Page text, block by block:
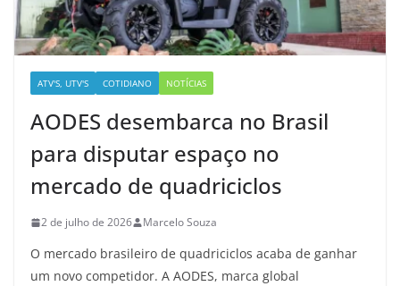
ATV'S, UTV'S COTIDIANO NOTÍCIAS
AODES desembarca no Brasil
para disputar espaço no
mercado de quadriciclos
2 de julho de 2026 Marcelo Souza
O mercado brasileiro de quadriciclos acaba de ganhar
um novo competidor. A AODES, marca global